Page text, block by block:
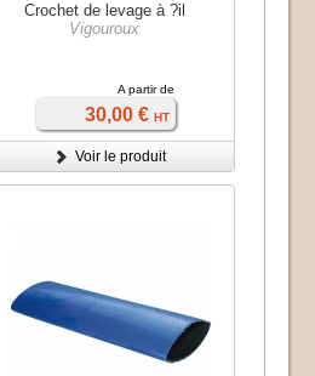
Crochet de levage à ?il
Vigouroux
A partir de
30,00 € HT
Voir le produit